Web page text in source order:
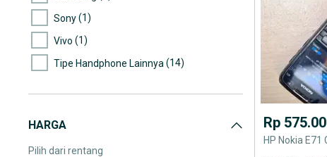
Sony(1)
Vivo (1)
Tipe Handphone Lainnya (14)
HARGA
Pilih dari rentang
Rp
HP Nokia